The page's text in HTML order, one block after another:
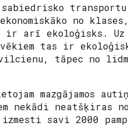
sabiedrisko
no
arī ekoloģisks. Uz
tas ir
tāpec no
mazgājamos
nekādi neatšķiras
savi 2000